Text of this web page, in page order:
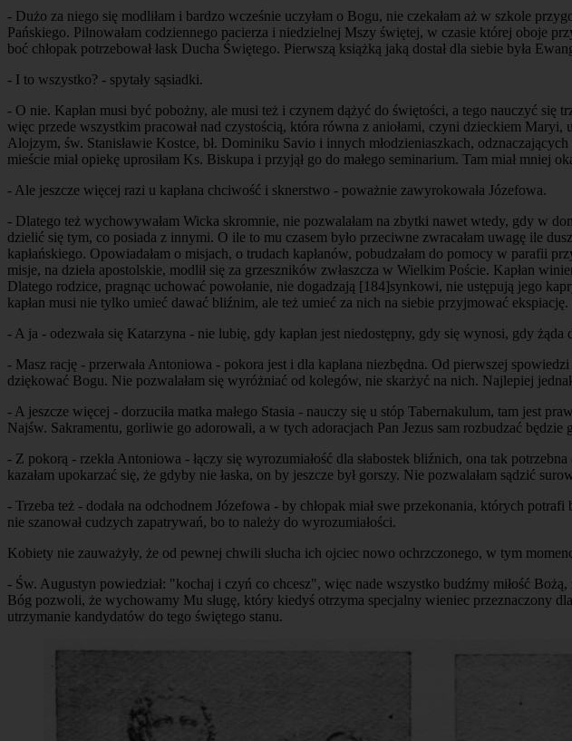
- Dużo za niego się modliłam i bardzo wcześnie uczyłam o Bogu, nie czekałam aż w szkole
Pańskiego. Pilnowałam codziennego pacierza i niedzielnej Mszy świętej, w czasie której oboje
boć chłopak potrzebował łask Ducha Świętego. Pierwszą książką jaką dostał dla siebie była
- I to wszystko? - spytały sąsiadki.
- O nie. Kapłan musi być pobożny, ale musi też i czynem dążyć do świętości, a tego nauczyć
więc przede wszystkim pracował nad czystością, która równa z aniołami, czyni dzieckiem
Alojzym, św. Stanisławie Kostce, bł. Dominiku Savio i innych młodzieniaszkach,
mieście miał opiekę uprosiłam Ks. Biskupa i przyjął go do małego seminarium. Tam miał mniej
- Ale jeszcze więcej razi u kapłana chciwość i sknerstwo - poważnie zawyrokowała Józefowa.
- Dlatego też wychowywałam Wicka skromnie, nie pozwalałam na zbytki nawet wtedy, gdy w
dzielić się tym, co posiada z innymi. O ile to mu czasem było przeciwne zwracałam uwagę ile
kapłańskiego. Opowiadałam o misjach, o trudach kapłanów, pobudzałam do pomocy w parafii
misje, na dzieła apostolskie, modlił się za grzeszników zwłaszcza w Wielkim Poście. Kapłan
Dlatego rodzice, pragnąc uchować powołanie, nie dogadzają [184]synkowi, nie ustępują jego
kapłan musi nie tylko umieć dawać bliźnim, ale też umieć za nich na siebie przyjmować
- A ja - odezwała się Katarzyna - nie lubię, gdy kapłan jest niedostępny, gdy się wynosi, gdy żąda
- Masz rację - przerwała Antoniowa - pokora jest i dla kapłana niezbędna. Od pierwszej
dziękować Bogu. Nie pozwalałam się wyróżniać od kolegów, nie skarżyć na nich. Najlepiej
- A jeszcze więcej - dorzuciła matka małego Stasia - nauczy się u stóp Tabernakulum, tam jest
Najśw. Sakramentu, gorliwie go adorowali, a w tych adoracjach Pan Jezus sam rozbudzać będzie
- Z pokorą - rzekła Antoniowa - łączy się wyrozumiałość dla słabostek bliźnich, ona tak
kazałam upokarzać się, że gdyby nie łaska, on by jeszcze był gorszy. Nie pozwalałam sądzić
- Trzeba też - dodała na odchodnem Józefowa - by chłopak miał swe przekonania, których
nie szanował cudzych zapatrywań, bo to należy do wyrozumiałości.
Kobiety nie zauważyły, że od pewnej chwili słucha ich ojciec nowo ochrzczonego, w tym
- Św. Augustyn powiedział: "kochaj i czyń co chcesz", więc nade wszystko budźmy miłość
Bóg pozwoli, że wychowamy Mu sługę, który kiedyś otrzyma specjalny wieniec przeznaczony
utrzymanie kandydatów do tego świętego stanu.